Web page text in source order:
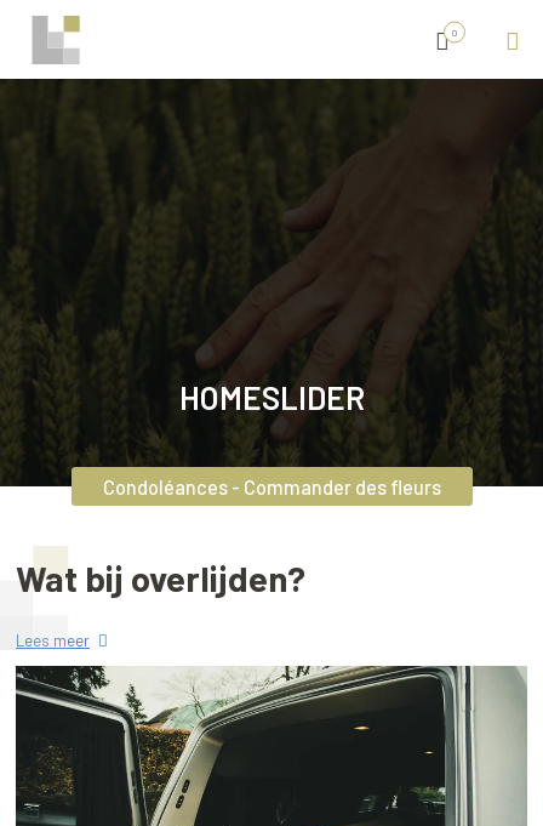
0
HOMESLIDER
Condoléances - Commander des fleurs
Wat bij overlijden?
Lees meer